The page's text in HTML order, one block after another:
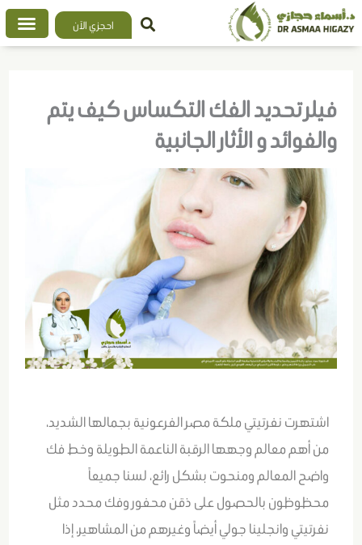
تخطي
إلى
احجزي الآن
فيلر تحديد الفك التكساس كيف يتم
والفوائد و الأثار الجانبية
اشتهرت نفرتيتي ملكة مصر الفرعونية بجمالها الشديد،
من أهم معالم وجهها الرقبة الناعمة الطويلة وخط فك
واضح المعالم ومنحوت بشكل رائع، لسنا جميعاً
محظوظون بالحصول على ذقن محفور وفك محدد مثل
نفرتيتي وانجلينا جولي أيضاً وغيرهم من المشاهير، إذا